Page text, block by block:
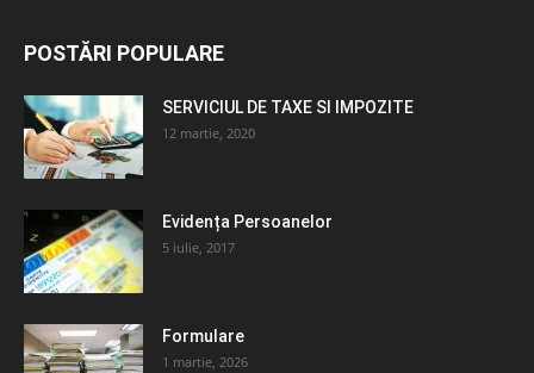
POSTĂRI POPULARE
SERVICIUL DE TAXE SI IMPOZITE
12 martie, 2020
Evidența Persoanelor
5 iulie, 2017
Formulare
1 martie, 2026